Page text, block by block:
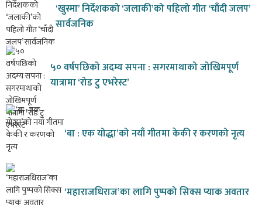
‘खुस्मा’ निर्देशकको ‘जलाकी’को पहिलो गीत ‘चाँदी जलप’
सार्वजनिक
५० वर्षपछिको अदम्य सपना : सगरमाथाको जोखिमपूर्ण
यात्रामा ‘रोड टु एभरेस्ट’
‘बा : एक योद्धा’को नयाँ गीतमा केकी र करणको नृत्य
‘महाराजधिराज’का लागि पुष्पको सिक्स प्याक अवतार